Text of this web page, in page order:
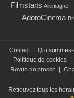
Filmstarts Allemagne
AdoroCinema
Contact | Qui
Politique de cookies |
Revue de presse
|
Retrouvez tous les